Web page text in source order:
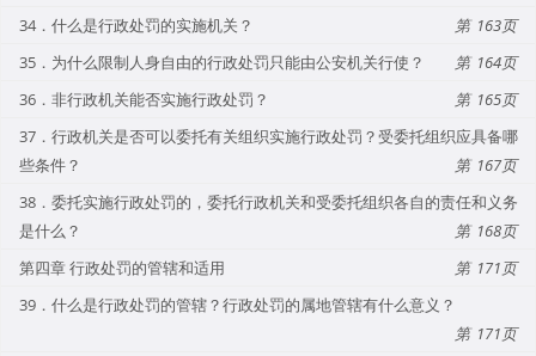
34．什么是行政处罚的实施机关？
163
35．为什么限制人身自由的行政处罚只能由公安机关行使？
164
36．非行政机关能否实施行政处罚？
165
37．行政机关是否可以委托有关组织实施行政处罚？受委托组织应具备哪
些条件？
167
38．委托实施行政处罚的，委托行政机关和受委托组织各自的责任和义务
是什么？
168
第四章 行政处罚的管辖和适用
171
39．什么是行政处罚的管辖？行政处罚的属地管辖有什么意义？
171